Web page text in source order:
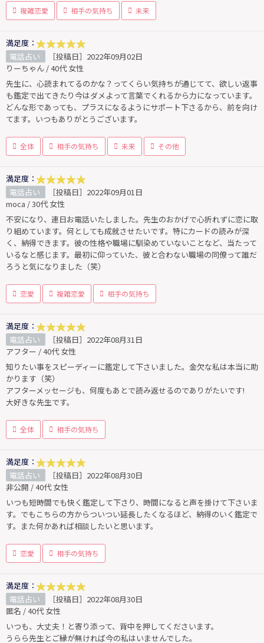
複雑恋愛 相手の気持ち 未来
満足度：
電話占い
［投稿日］2022年09月02日
りーちゃん / 40代 女性
先生に、心読まれてるのかな？ってくらい気持ちが通じてて、欲しい返事
も鑑定で出てきたり今はダメよって言葉でくれるから力になっています。
どんな形であっても、プラスになるようにサポート下さるから、前を向け
てます。いつもありがとうございます。
全体 相手の気持ち 未来 その他
満足度：
電話占い
［投稿日］2022年09月01日
moca / 30代 女性
不安になり、連日お電話いたしました。先生のおかげで心折れずに恋に取
り組めています。何としても成就させたいです。特にカードの読みが深
く、納得できます。彼の性格や職場に馴染めていないことなど、当たって
いるなと感じます。最初に仰っていた、彼と合わない職場の同僚って誰だ
ろうと気になりました（笑）
恋愛 複雑恋愛 相手の気持ち
満足度：
電話占い
［投稿日］2022年08月31日
アフター / 40代 女性
知りたい事をスピーディーに鑑定して下さいました。金欠な私は本当に助
かります（笑）
アフターメッセージも、何度もあとで読み返せるのでありがたいです!
大好きな先生です。
全体 相手の気持ち
満足度：
電話占い
［投稿日］2022年08月30日
非公開 / 40代 女性
いつも短時間でも快く鑑定して下さり、時間になると声を掛けて下さいま
す。でもこちらの方からついつい延長したくなるほど、納得のいく鑑定で
す。また何かあれば相談したいと思います。
恋愛 相手の気持ち
満足度：
電話占い
［投稿日］2022年08月30日
匿名 / 40代 女性
いつも、大丈夫！と寄り添って、背中を押してくださいます。
うらら先生とご縁が無ければ今の私はいませんでした。